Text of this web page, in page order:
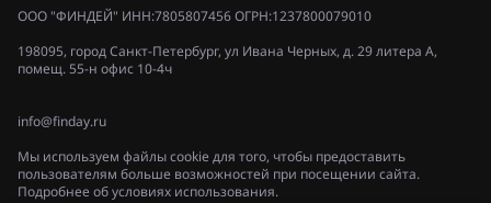
ООО "ФИНДЕЙ" ИНН:7805807456 ОГРН:1237800079010
198095, город Санкт-Петербург, ул Ивана Черных, д. 29 литера А,
помещ. 55-н офис 10-4ч
info@finday.ru
Мы используем файлы cookie для того, чтобы предоставить
пользователям больше возможностей при посещении сайта.
Подробнее об условиях использования.